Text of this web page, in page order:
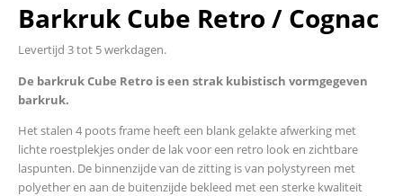
Barkruk Cube Retro / Cognac
Levertijd 3 tot 5 werkdagen.
De barkruk Cube Retro is een strak kubistisch vormgegeven
barkruk.
Het stalen 4 poots frame heeft een blank gelakte afwerking met
lichte roestplekjes onder de lak voor een retro look en zichtbare
laspunten. De binnenzijde van de zitting is van polystyreen met
polyether en aan de buitenzijde bekleed met een sterke kwaliteit